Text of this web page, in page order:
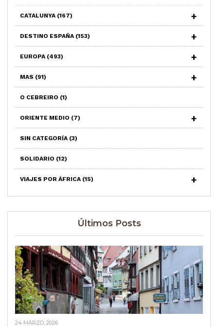
CATALUNYA (167)
DESTINO ESPAÑA (153)
EUROPA (493)
MAS (91)
O CEBREIRO (1)
ORIENTE MEDIO (7)
SIN CATEGORÍA (3)
SOLIDARIO (12)
VIAJES POR ÁFRICA (15)
Últimos Posts
24 MARZO, 2026